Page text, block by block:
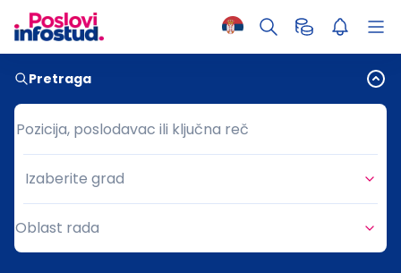
Pretraga
Pozicija, poslodavac ili ključna reč
Pozicija, poslodavac ili ključna reč
Grad
Izaberite grad
Oblast rada